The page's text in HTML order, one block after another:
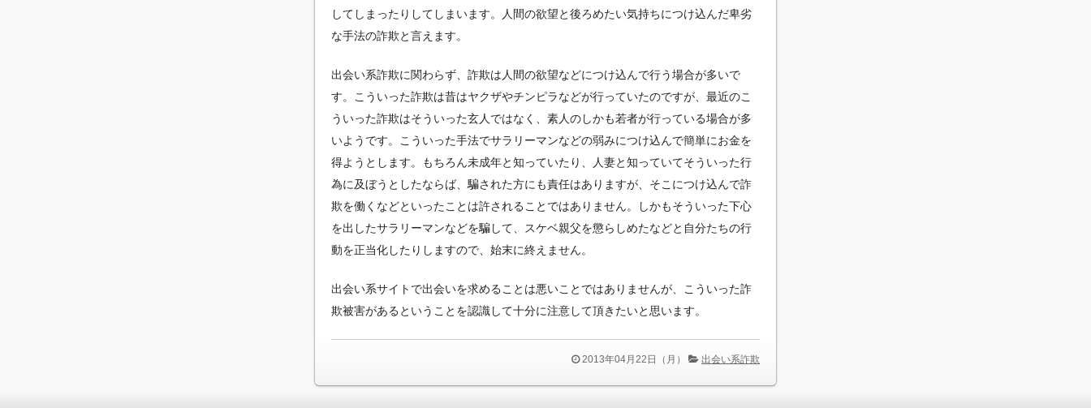
してしまったりしてしまいます。人間の欲望と後ろめたい気持ちにつけ込んだ卑劣
な手法の詐欺と言えます。
出会い系詐欺に関わらず、詐欺は人間の欲望などにつけ込んで行う場合が多いで
す。こういった詐欺は昔はヤクザやチンピラなどが行っていたのですが、最近のこ
ういった詐欺はそういった玄人ではなく、素人のしかも若者が行っている場合が多
いようです。こういった手法でサラリーマンなどの弱みにつけ込んで簡単にお金を
得ようとします。もちろん未成年と知っていたり、人妻と知っていてそういった行
為に及ぼうとしたならば、騙された方にも責任はありますが、そこにつけ込んで詐
欺を働くなどといったことは許されることではありません。しかもそういった下心
を出したサラリーマンなどを騙して、スケベ親父を懲らしめたなどと自分たちの行
動を正当化したりしますので、始末に終えません。
出会い系サイトで出会いを求めることは悪いことではありませんが、こういった詐
欺被害があるということを認識して十分に注意して頂きたいと思います。
2013年04月22日（月） 出会い系詐欺